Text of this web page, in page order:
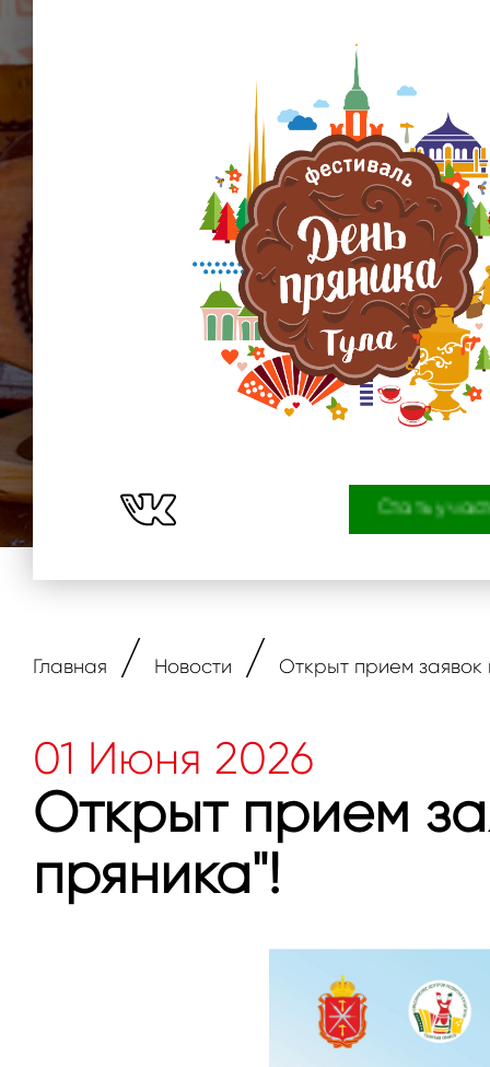
Стать
Главная / Новости / Открыт прием заявок
01 Июня 2026
Открыт прием
пряника"!